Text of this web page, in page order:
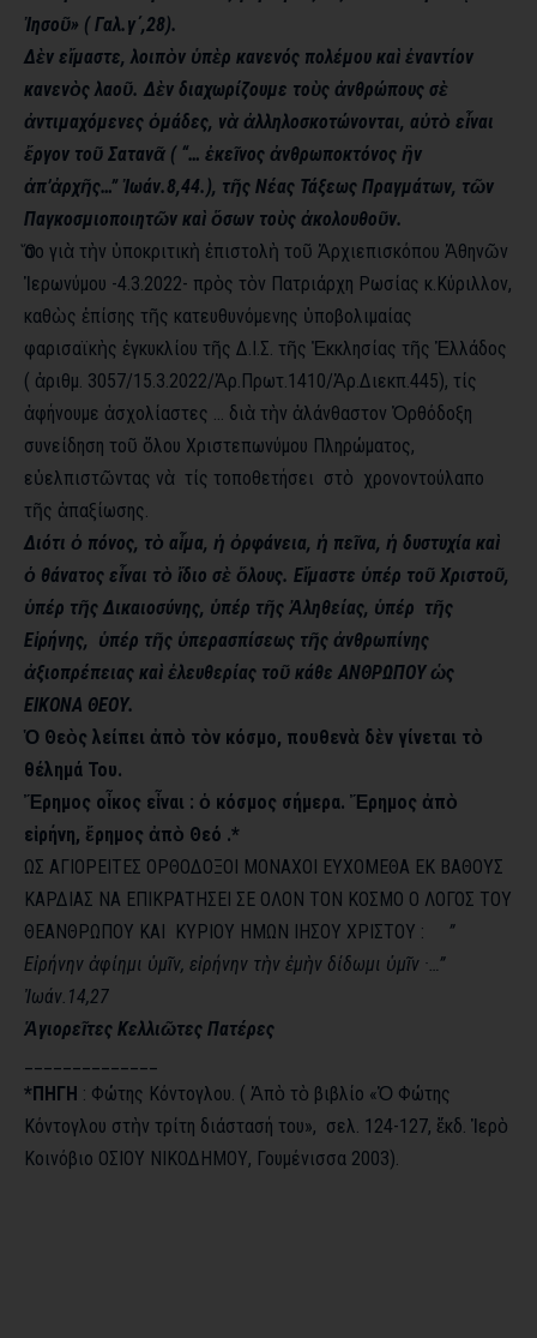
Ἰησοῦ» ( Γαλ.γ΄,28).
Δὲν εἴμαστε, λοιπὸν ὑπὲρ κανενός πολέμου καὶ ἐναντίον
κανενὸς λαοῦ. Δὲν διαχωρίζουμε τοὺς ἀνθρώπους σὲ
ἀντιμαχόμενες ὁμάδες, νὰ ἀλληλοσκοτώνονται, αὐτὸ εἶναι
ἔργον τοῦ Σατανᾶ ( “… ἐκεῖνος ἀνθρωποκτόνος ἢν
ἀπ’ἀρχῆς…” Ἰωάν.8,44.), τῆς Νέας Τάξεως Πραγμάτων, τῶν
Παγκοσμιοποιητῶν καὶ ὅσων τοὺς ἀκολουθοῦν.
Ὅσο γιὰ τὴν ὑποκριτικὴ ἐπιστολὴ τοῦ Ἀρχιεπισκόπου Ἀθηνῶν
Ἱερωνύμου -4.3.2022- πρὸς τὸν Πατριάρχη Ρωσίας κ.Κύριλλον,
καθὼς ἐπίσης τῆς κατευθυνόμενης ὑποβολιμαίας
φαρισαϊκὴς ἐγκυκλίου τῆς Δ.Ι.Σ. τῆς Ἐκκλησίας τῆς Ἑλλάδος
( ἀριθμ . 3057/15.3.2022/Ἀρ.Πρωτ.1410/Ἀρ.Διεκπ.445), τίς
ἀφήνουμε ἀσχολίαστες διὰ τὴν ἀλάνθαστον Ὀρθόδοξη
συνείδηση τοῦ ὅλου Χριστεπωνύμου Πληρώματος,
εὐελπιστῶντας νὰ τίς τοποθετήσει στὸ χρονοντούλαπο
τῆς ἀπαξίωσης
Διότι ὁ πόνος, τὸ αἷμα, ἡ ὀρφάνεια, ἡ πεῖνα, ἡ δυστυχία καὶ
ὁ θάνατος εἶναι τὸ ἴδιο σὲ ὅλους. Εἴμαστε ὑπέρ τοῦ Χριστοῦ,
ὑπέρ τῆς Δικαιοσύνης, ὑπέρ τῆς Ἀληθείας, ὑπέρ τῆς
Εἰρήνης, ὑπέρ τῆς ὑπερασπίσεως τῆς ἀνθρωπίνης
ἀξιοπρέπειας καὶ ἐλευθερίας τοῦ κάθε ΑΝΘΡΩΠΟΥ ὡς
ΕΙΚΟΝΑ ΘΕΟΥ.
Ὁ Θεὸς λείπει ἀπὸ τὸν κόσμο, πουθενὰ δὲν γίνεται τὸ
θέλημά Του.
Ἔρημος οἶκος εἶναι : ὁ κόσμος σήμερα. Ἔρημος ἀπὸ
εἰρήνη, ἔρημος ἀπὸ Θεό .*
ΩΣ ΑΓΙΟΡΕΙΤΕΣ ΟΡΘΟΔΟΞΟΙ ΜΟΝΑΧΟΙ ΕΥΧΟΜΕΘΑ ΕΚ ΒΑΘΟΥΣ
ΚΑΡΔΙΑΣ ΝΑ ΕΠΙΚΡΑΤΗΣΕΙ ΣΕ ΟΛΟΝ ΤΟΝ ΚΟΣΜΟ Ο ΛΟΓΟΣ ΤΟΥ
ΘΕΑΝΘΡΩΠΟΥ ΚΑΙ ΚΥΡΙΟΥ ΗΜΩΝ ΙΗΣΟΥ ΧΡΙΣΤΟΥ :
”
Εἰρήνην ἀφίημι ὑμῖν, εἰρήνην τὴν ἐμὴν δίδωμι ὑμῖν ·…”
Ἰωάν.14,27
Ἁγιορεῖτες Κελλιῶτες Πατέρες
*ΠΗΓΗ : Φώτης Κόντογλου . ( Ἀπὸ τὸ βιβλίο «Ὁ Φώτης
Κόντογλου στὴν τρίτη διάστασή του», σελ. 124-127, ἔκδ Ἱερὸ
Κοινόβιο ΟΣΙΟΥ ΝΙΚΟΔΗΜΟΥ, Γουμένισσα 2003).